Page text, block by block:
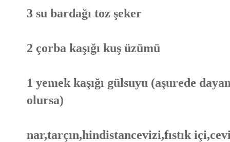
3 su bardağı toz şeker
2 çorba kaşığı kuş üzümü
1 yemek kaşığı gülsuyu (aşurede
olursa)
nar,tarçın,hindistancevizi,fıstık